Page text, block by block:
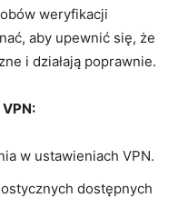
weryfikacji
aby upewnić się, że
i działają‌ poprawnie.
w ustawieniach VPN.
dostępnych